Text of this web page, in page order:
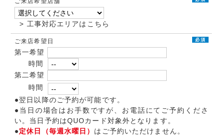
> 工事対応エリアはこちら
ご来店希望日 必須
第一希望
時間
第二希望
時間
●翌日以降のご予約が可能です。
●当日の場合はお手数ですが、お電話にてご予約くださ
い。当日予約はQUOカード対象外となります。
●定休日（毎週水曜日） はご予約いただけません。